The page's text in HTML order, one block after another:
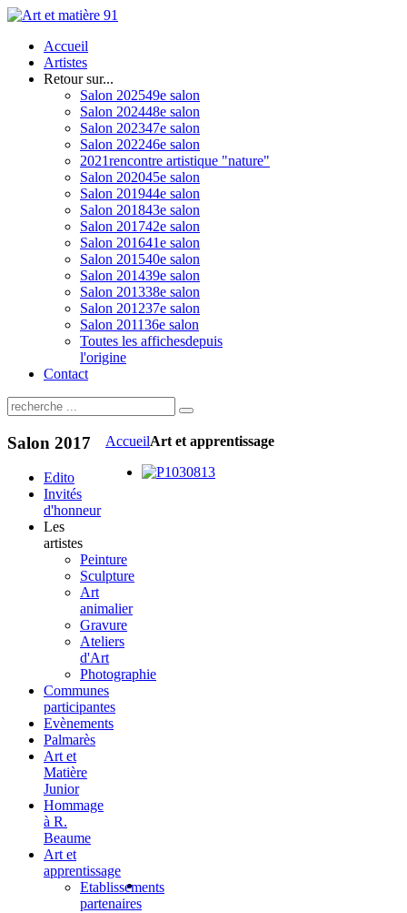
Accueil
Artistes
Retour sur...
Salon 202549e salon
Salon 202448e salon
Salon 202347e salon
Salon 202246e salon
2021rencontre artistique "nature"
Salon 202045e salon
Salon 201944e salon
Salon 201843e salon
Salon 201742e salon
Salon 201641e salon
Salon 201540e salon
Salon 201439e salon
Salon 201338e salon
Salon 201237e salon
Salon 201136e salon
Toutes les affichesdepuis
l'origine
Contact
AccueilArt et apprentissage
Salon 2017
Edito
Invités
d'honneur
Les
artistes
Peinture
Sculpture
Art
animalier
Gravure
Ateliers
d'Art
Photographie
Communes
participantes
Evènements
Palmarès
Art et
Matière
Junior
Hommage
à R.
Beaume
Art et
apprentissage
Etablissements
partenaires